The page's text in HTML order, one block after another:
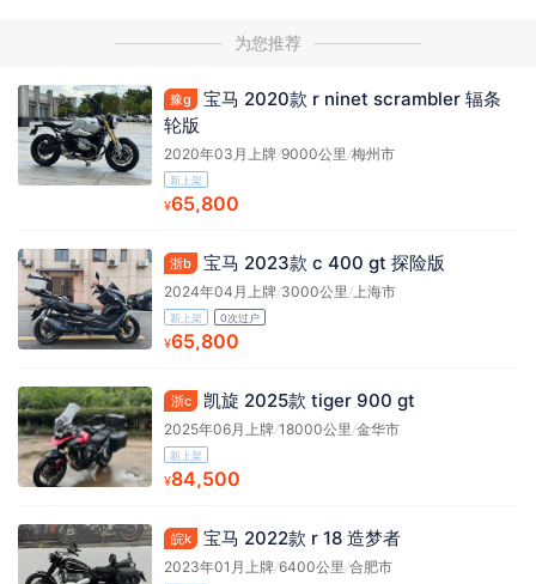
为您推荐
豫g
宝马 2020款 r ninet scrambler 辐条
轮版
2020年03月上牌/9000公里/梅州市
新上架
¥65,800
浙b 宝马 2023款 c 400 gt 探险版
2024年04月上牌/3000公里/上海市
新上架 0次过户
¥65,800
浙c 凯旋 2025款 tiger 900 gt
2025年06月上牌/18000公里/金华市
新上架
¥84,500
皖k 宝马 2022款 r 18 造梦者
2023年01月上牌/6400公里/合肥市